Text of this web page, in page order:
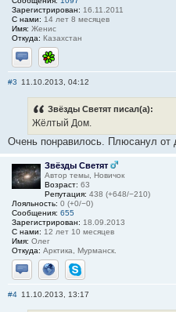
Зарегистрирован: 16.11.2011
С нами: 14 лет 8 месяцев
Имя: Женис
Откуда: Казахстан
Отправить личное сообщение
ICQ
#3 11.10.2013, 04:12
Звёзды Светят писал(а):
Жёлтый Дом.
Очень понравилось. Плюсанул от
Звёзды Светят
Автор темы, Новичок
Возраст: 63
Репутация: 438 (+648/−210)
Лояльность: 0 (+0/−0)
Сообщения: 655
Зарегистрирован: 18.09.2013
С нами: 12 лет 10 месяцев
Имя: Олег
Откуда: Арктика, Мурманск.
Отправить личное сообщение
СайтSkype
#4 11.10.2013, 13:17